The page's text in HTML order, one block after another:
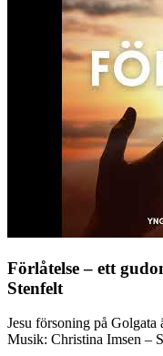
Förlåtelse – ett
Stenfelt
Jesu försoning på Golgata
Musik: Christina Imsen –